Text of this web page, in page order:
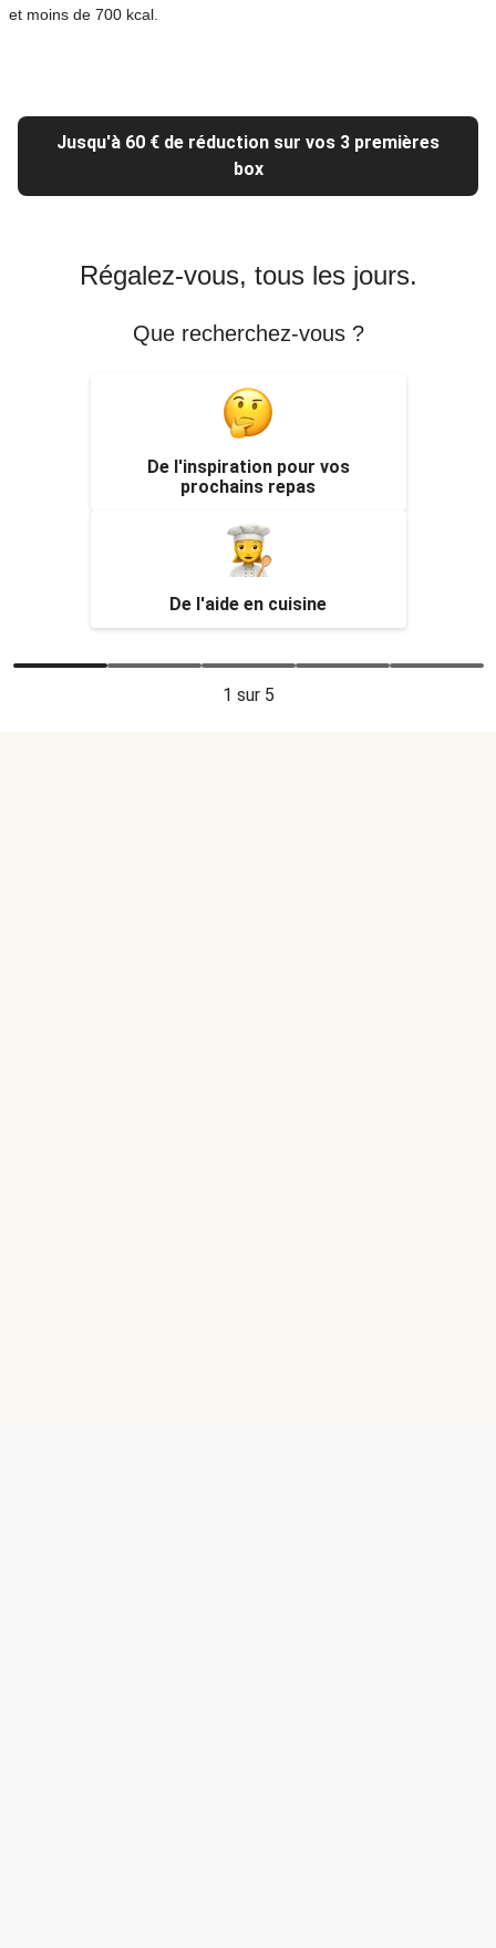
et moins de 700 kcal.
Jusqu'à 60 € de réduction sur vos 3 premières
box
Régalez-vous, tous les jours.
Que recherchez-vous ?
De l'inspiration pour vos
prochains repas
De l'aide en cuisine
1 sur 5